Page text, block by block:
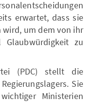
erwartet, dass sie
wird, um dem von ihr
Glaubwürdigkeit zu
(PDC) stellt die
Sie
Ministerien